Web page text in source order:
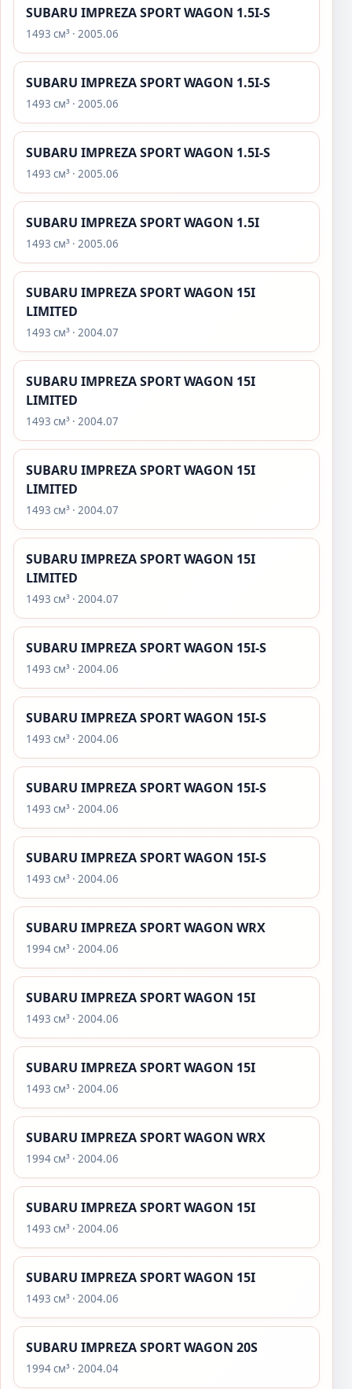
SUBARU IMPREZA SPORT WAGON 1.5I-S
1493 см³ · 2005.06
SUBARU IMPREZA SPORT WAGON 1.5I-S
1493 см³ · 2005.06
SUBARU IMPREZA SPORT WAGON 1.5I-S
1493 см³ · 2005.06
SUBARU IMPREZA SPORT WAGON 1.5I
1493 см³ · 2005.06
SUBARU IMPREZA SPORT WAGON 15I
LIMITED
1493 см³ · 2004.07
SUBARU IMPREZA SPORT WAGON 15I
LIMITED
1493 см³ · 2004.07
SUBARU IMPREZA SPORT WAGON 15I
LIMITED
1493 см³ · 2004.07
SUBARU IMPREZA SPORT WAGON 15I
LIMITED
1493 см³ · 2004.07
SUBARU IMPREZA SPORT WAGON 15I-S
1493 см³ · 2004.06
SUBARU IMPREZA SPORT WAGON 15I-S
1493 см³ · 2004.06
SUBARU IMPREZA SPORT WAGON 15I-S
1493 см³ · 2004.06
SUBARU IMPREZA SPORT WAGON 15I-S
1493 см³ · 2004.06
SUBARU IMPREZA SPORT WAGON WRX
1994 см³ · 2004.06
SUBARU IMPREZA SPORT WAGON 15I
1493 см³ · 2004.06
SUBARU IMPREZA SPORT WAGON 15I
1493 см³ · 2004.06
SUBARU IMPREZA SPORT WAGON WRX
1994 см³ · 2004.06
SUBARU IMPREZA SPORT WAGON 15I
1493 см³ · 2004.06
SUBARU IMPREZA SPORT WAGON 15I
1493 см³ · 2004.06
SUBARU IMPREZA SPORT WAGON 20S
1994 см³ · 2004.04